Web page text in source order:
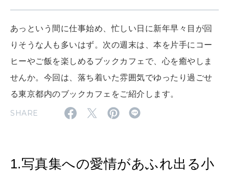
わたしができること
自分を耕す
いい人生って？
MAGAZINE
特集
あっという間に仕事始め、忙しい日に新年早々目が回
りそうな人も多いはず。次の週末は、本を片手にコー
ヒーやご飯を楽しめるブックカフェで、心を癒やしま
せんか。今回は、落ち着いた雰囲気でゆったり過ごせ
る東京都内のブックカフェをご紹介します。
SHARE
1.写真集への愛情があふれ出る小